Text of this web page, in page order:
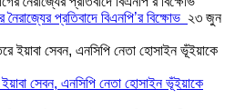
প্রতিবাদে বিএনপি’র বিক্ষোভ ২৩ জুন
সেবন, এনসিপি নেতা হোসাইন ভূঁইয়াকে